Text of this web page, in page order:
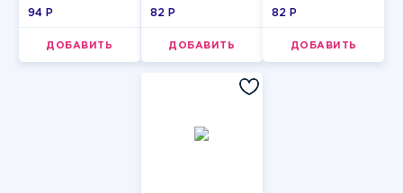
94 P
ДОБАВИТЬ
пастельные
82 P
ДОБАВИТЬ
82 P
ДОБАВИТЬ